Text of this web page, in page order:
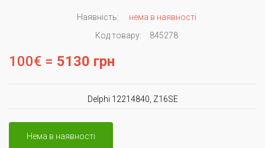
Наявність:
нема в наявності
Код товару:
845278
100€ = 5130 грн
Delphi 12214840, Z16SE
Нема в наявності